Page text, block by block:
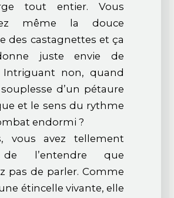
tout entier. Vous
même la douce
des castagnettes et ça
juste envie de
Intriguant non, quand
d’un pétaure
et le sens du rythme
endormi ?
vous avez tellement
l’entendre que
pas de parler. Comme
étincelle vivante, elle